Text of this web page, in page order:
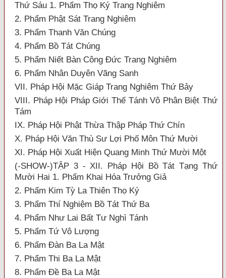
Thứ Sáu 1. Phẩm Thọ Ký Trang Nghiêm
2. Phẩm Phật Sát Trang Nghiêm
3. Phẩm Thanh Văn Chúng
4. Phẩm Bồ Tát Chúng
5. Phẩm Niết Bàn Công Đức Trang Nghiêm
6. Phẩm Nhân Duyên Vãng Sanh
VII. Pháp Hội Mặc Giáp Trang Nghiêm Thứ Bảy
VIII. Pháp Hội Pháp Giới Thế Tánh Vô Phân Biệt Thứ
Tám
IX. Pháp Hội Phật Thừa Thập Pháp Thứ Chín
X. Pháp Hội Văn Thù Sư Lợi Phố Môn Thứ Mười
XI. Pháp Hội Xuất Hiện Quang Minh Thứ Mười Một
(-SHOW-)TẬP 3 - XII. Pháp Hội Bồ Tát Tạng Thứ
Mười Hai 1. Phẩm Khai Hóa Trưởng Giả
2. Phẩm Kim Tỳ La Thiên Thọ Ký
3. Phẩm Thí Nghiệm Bồ Tát Thứ Ba
4. Phẩm Như Lai Bất Tư Nghì Tánh
5. Phẩm Tứ Vô Lượng
6. Phẩm Đàn Ba La Mật
7. Phẩm Thi Ba La Mật
8. Phẩm Đề Ba La Mật